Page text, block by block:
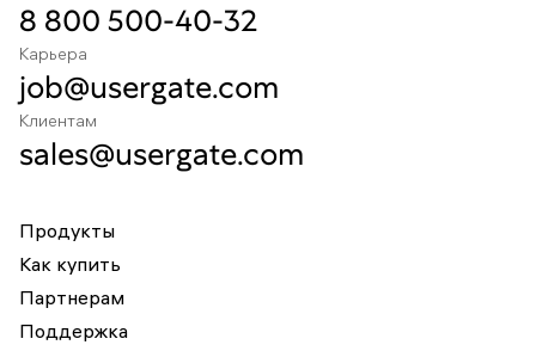
8 800 500-40-32
Карьера
job@usergate.com
Клиентам
sales@usergate.com
Продукты
Как купить
Партнерам
Поддержка